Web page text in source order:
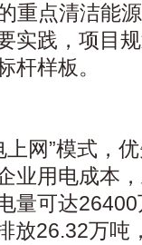
重点清洁能
实践，项目
杆样板。
网”模式，
业用电成本
量可达
放26.32万吨